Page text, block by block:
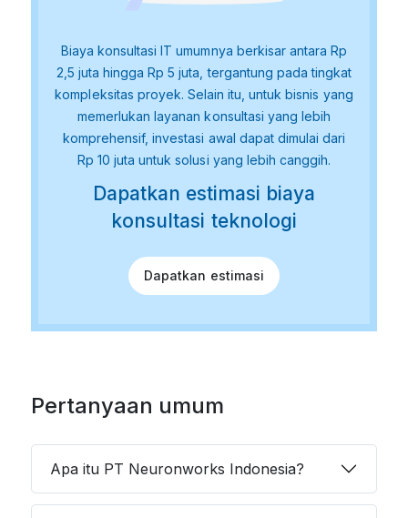
Biaya konsultasi IT umumnya berkisar antara Rp
2,5 juta hingga Rp 5 juta, tergantung pada tingkat
kompleksitas proyek. Selain itu, untuk bisnis yang
memerlukan layanan konsultasi yang lebih
komprehensif, investasi awal dapat dimulai dari
Rp 10 juta untuk solusi yang lebih canggih.
Dapatkan estimasi biaya
konsultasi teknologi
Dapatkan estimasi
Pertanyaan umum
Apa itu PT Neuronworks Indonesia?